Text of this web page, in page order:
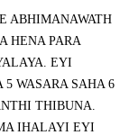
ABHIMANAWATH
HENA PARA
EYI
WASARA SAHA 6
THIBUNA.
IHALAYI EYI